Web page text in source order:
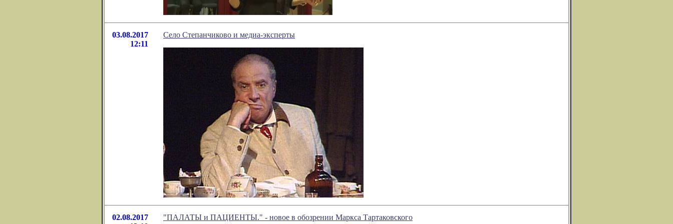
03.08.2017
12:11
Село Степанчиково и медиа-эксперты
02.08.2017
"ПАЛАТЫ и ПАЦИЕНТЫ." - новое в обозрении Маркса Тартаковского